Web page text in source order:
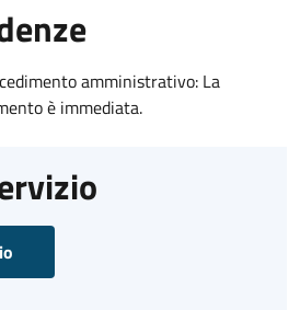
amministrativo: La
è immediata.